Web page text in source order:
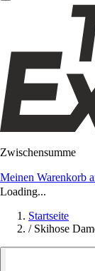
Zwischensumme
Meinen Warenkorb
Loading...
Startseite
/ Skihose